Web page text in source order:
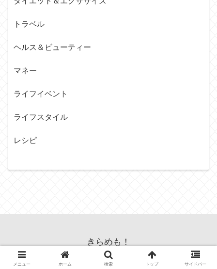
トラベル
ヘルス＆ビューティー
マネー
ライフイベント
ライフスタイル
レシピ
きらめも！
© 2024 きらめも！.
メニュー ホーム 検索 トップ サイドバー